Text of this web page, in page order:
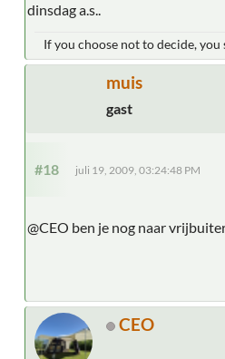
dinsdag a.s..
If you choose not to decide, you
muis
gast
#18 juli 19, 2009, 03:24:48 PM
@CEO ben je nog naar
CEO